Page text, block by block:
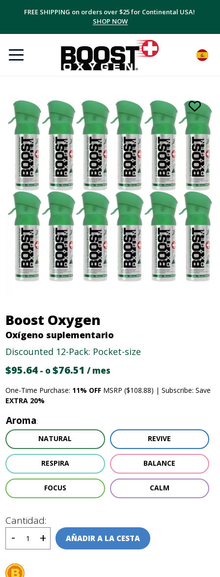
FREE SHIPPING on orders over $25 for Continental USA!
SHOP NOW
Boost Oxygen
Oxígeno suplementario
Discounted 12-Pack: Pocket-size
$95.64 - oPrecio
95,64
$76.51 El
actual
dólares.
/ mes
One-Time Purchase: 11% OFF MSRP ($108.88) | Subscribe: Save
EXTRA 20%
Aroma
NATURAL REVIVE
RESPIRA BALANCE
FOCUS CALM
Cantidad:
AÑADIR A LA CESTA